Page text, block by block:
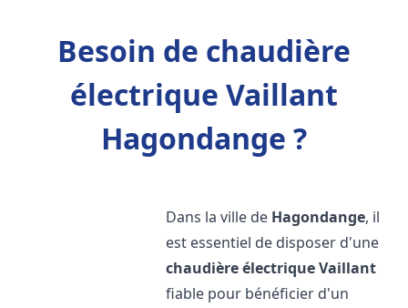
Besoin de chaudière
électrique Vaillant
Hagondange ?
Dans la ville de Hagondange, il
est essentiel de disposer d'une
chaudière électrique Vaillant
fiable pour bénéficier d'un